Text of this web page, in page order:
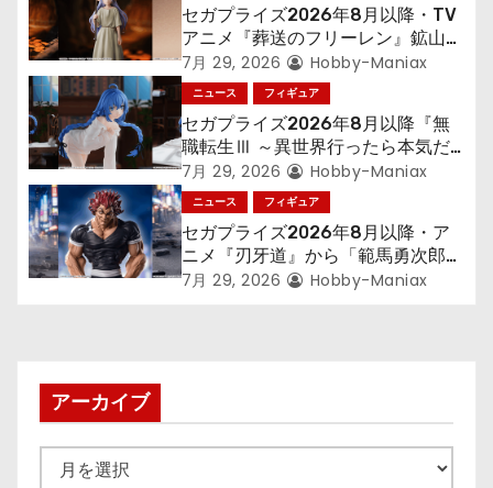
シ
ョ
ン
セガプライズ2026年8月以降・TV
アニメ『葬送のフリーレン』鉱山で
300年働くことになっっちゃった
「フリーレン」を立体化！
7月 29, 2026 Hobby-Maniax
ニュース フィギュア
セガプライズ2026年8月以降『無
職転生Ⅲ ～異世界行ったら本気だ
す～』から「ロキシー」のフィギュ
アが登場！
7月 29, 2026 Hobby-Maniax
ニュース フィギュア
セガプライズ2026年8月以降・ア
ニメ『刃牙道』から「範馬勇次郎」
が登場ッッ!!
7月 29, 2026 Hobby-Maniax
アーカイブ